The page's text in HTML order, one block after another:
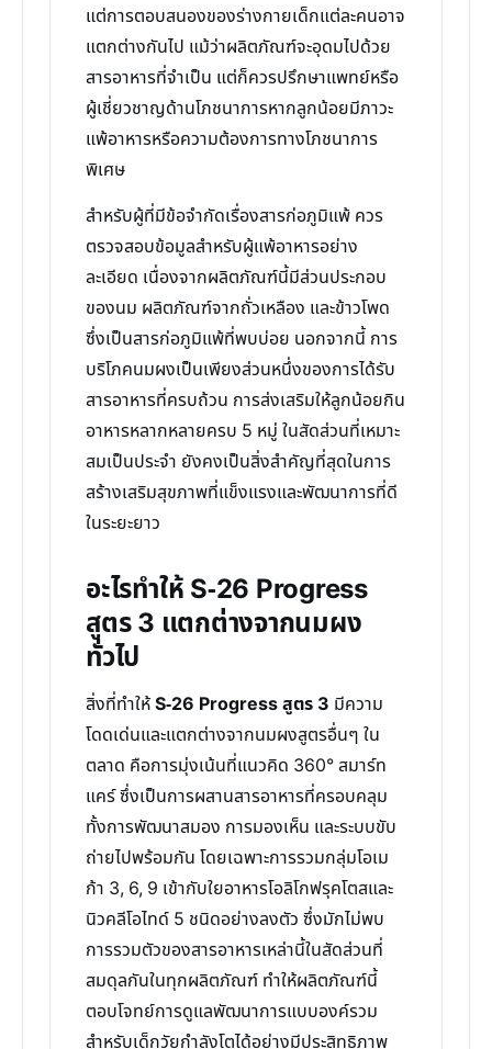
แต่การตอบสนองของร่างกายเด็กแต่ละคนอาจ
แตกต่างกันไป แม้ว่าผลิตภัณฑ์จะอุดมไปด้วย
สารอาหารที่จำเป็น แต่ก็ควรปรึกษาแพทย์หรือ
ผู้เชี่ยวชาญด้านโภชนาการหากลูกน้อยมีภาวะ
แพ้อาหารหรือความต้องการทางโภชนาการ
พิเศษ
สำหรับผู้ที่มีข้อจำกัดเรื่องสารก่อภูมิแพ้ ควร
ตรวจสอบข้อมูลสำหรับผู้แพ้อาหารอย่าง
ละเอียด เนื่องจากผลิตภัณฑ์นี้มีส่วนประกอบ
ของนม ผลิตภัณฑ์จากถั่วเหลือง และข้าวโพด
ซึ่งเป็นสารก่อภูมิแพ้ที่พบบ่อย นอกจากนี้ การ
บริโภคนมผงเป็นเพียงส่วนหนึ่งของการได้รับ
สารอาหารที่ครบถ้วน การส่งเสริมให้ลูกน้อยกิน
อาหารหลากหลายครบ 5 หมู่ ในสัดส่วนที่เหมาะ
สมเป็นประจำ ยังคงเป็นสิ่งสำคัญที่สุดในการ
สร้างเสริมสุขภาพที่แข็งแรงและพัฒนาการที่ดี
ในระยะยาว
อะไรทำให้ S-26 Progress
สูตร 3 แตกต่างจากนมผง
ทั่วไป
สิ่งที่ทำให้S-26 Progress สูตร 3 มีความ
โดดเด่นและแตกต่างจากนมผงสูตรอื่นๆ ใน
ตลาด คือการมุ่งเน้นที่แนวคิด 360° สมาร์ท
แคร์ ซึ่งเป็นการผสานสารอาหารที่ครอบคลุม
ทั้งการพัฒนาสมอง การมองเห็น และระบบขับ
ถ่ายไปพร้อมกัน โดยเฉพาะการรวมกลุ่มโอเม
ก้า 3, 6, 9 เข้ากับใยอาหารโอลิโกฟรุคโตสและ
นิวคลีโอไทด์ 5 ชนิดอย่างลงตัว ซึ่งมักไม่พบ
การรวมตัวของสารอาหารเหล่านี้ในสัดส่วนที่
สมดุลกันในทุกผลิตภัณฑ์ ทำให้ผลิตภัณฑ์นี้
ตอบโจทย์การดูแลพัฒนาการแบบองค์รวม
สำหรับเด็กวัยกำลังโตได้อย่างมีประสิทธิภาพ